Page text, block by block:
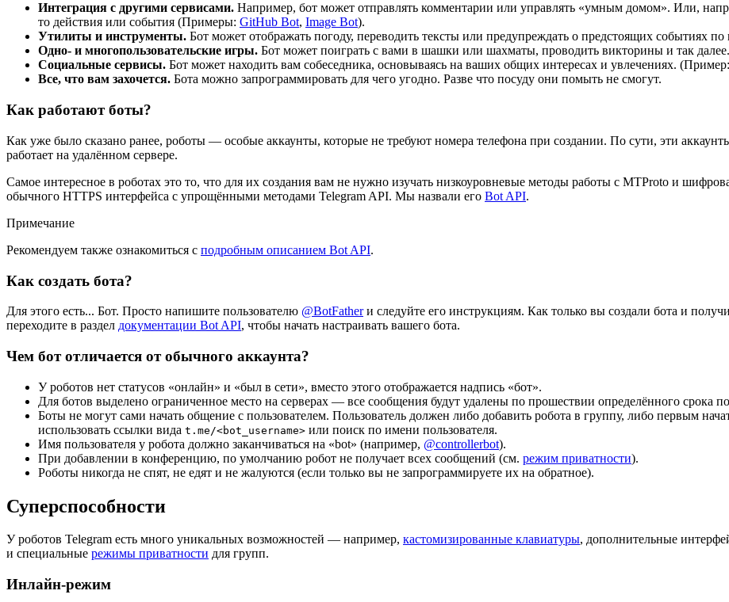
Интеграция с другими сервисами. Например, бот может отправлять комментарии или управлять «умным домом». Или,
то действия или события (Примеры: GitHub Bot, Image Bot).
Утилиты и инструменты. Бот может отображать погоду, переводить тексты или предупреждать о предстоящих событиях
Одно- и многопользовательские игры. Бот может поиграть с вами в шашки или шахматы, проводить викторины и так
Социальные сервисы. Бот может находить вам собеседника, основываясь на ваших общих интересах и увлечениях. (Пример:
Все, что вам захочется. Бота можно запрограммировать для чего угодно. Разве что посуду они помыть не смогут.
Как работают боты?
Как уже было сказано ранее, роботы — особые аккаунты, которые не требуют номера телефона при создании. По сути, эти
работает на удалённом сервере.
Самое интересное в роботах это то, что для их создания вам не нужно изучать низкоуровневые методы работы с MTProto и
обычного HTTPS интерфейса с упрощёнными методами Telegram API. Мы назвали его Bot API.
Примечание
Рекомендуем также ознакомиться с подробным описанием Bot API.
Как создать бота?
Для этого есть... Бот. Просто напишите пользователю @BotFatherи следуйте его инструкциям. Как только вы создали бота и
переходите в раздел документации Bot API, чтобы начать настраивать вашего бота.
Чем бот отличается от обычного аккаунта?
У роботов нет статусов «онлайн» и «был в сети», вместо этого отображается надпись «бот».
Для ботов выделено ограниченное место на серверах — все сообщения будут удалены по прошествии определённого срока
Боты не могут сами начать общение с пользователем. Пользователь должен либо добавить робота в группу, либо первым
использовать ссылки вида t.me/<bot_username> или поиск по имени пользователя.
Имя пользователя у робота должно заканчиваться на «bot» (например, @controllerbot).
При добавлении в конференцию, по умолчанию робот не получает всех сообщений (см. режим приватности).
Роботы никогда не спят, не едят и не жалуются (если только вы не запрограммируете их на обратное).
Суперспособности
У роботов Telegram есть много уникальных возможностей — например, кастомизированные клавиатуры, дополнительные
и специальные режимы приватности для групп.
Инлайн-режим